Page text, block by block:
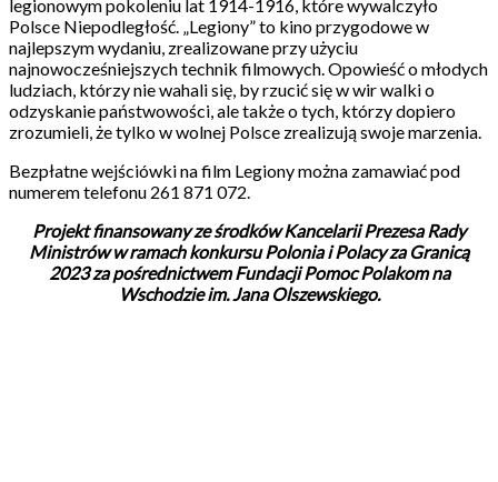
legionowym pokoleniu lat 1914-1916, które wywalczyło
Polsce Niepodległość. „Legiony” to kino przygodowe w
najlepszym wydaniu, zrealizowane przy użyciu
najnowocześniejszych technik filmowych. Opowieść o młodych
ludziach, którzy nie wahali się, by rzucić się w wir walki o
odzyskanie państwowości, ale także o tych, którzy dopiero
zrozumieli, że tylko w wolnej Polsce zrealizują swoje marzenia.
Bezpłatne wejściówki na film Legiony można zamawiać pod
numerem telefonu 261 871 072.
Projekt finansowany ze środków Kancelarii Prezesa Rady
Ministrów w ramach konkursu Polonia i Polacy za Granicą
2023 za pośrednictwem Fundacji Pomoc Polakom na
Wschodzie im. Jana Olszewskiego.